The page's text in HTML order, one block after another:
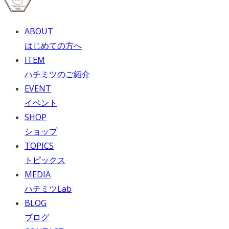
ABOUT
はじめての方へ
ITEM
ハチミツのご紹介
EVENT
イベント
SHOP
ショップ
TOPICS
トピックス
MEDIA
ハチミツLab
BLOG
ブログ